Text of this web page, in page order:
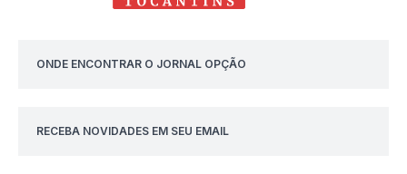
ONDE ENCONTRAR O JORNAL OPÇÃO
RECEBA NOVIDADES EM SEU EMAIL